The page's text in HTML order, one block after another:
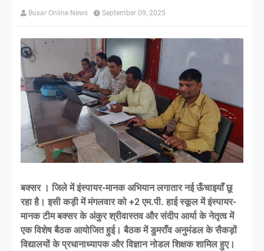
Buxar Online News September 09, 2025
बक्सर । जिले में इंस्पायर-मानक अभियान लगातार नई ऊँचाइयाँ छू
रहा है। इसी कड़ी में मंगलवार को +2 एम.पी. हाई स्कूल में इंस्पायर-
मानक टीम बक्सर के अंकुर श्रीवास्तव और संदीप आर्या के नेतृत्व में
एक विशेष बैठक आयोजित हुई। बैठक में डुमराँव अनुमंडल के सैकड़ों
विद्यालयों के प्रधानाध्यापक और विज्ञान नोडल शिक्षक शामिल हुए।